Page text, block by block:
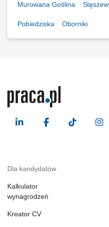
Murowana Goślina Stęszew
Pobiedziska Oborniki
Dla kandydatów
Kalkulator
wynagrodzeń
Kreator CV